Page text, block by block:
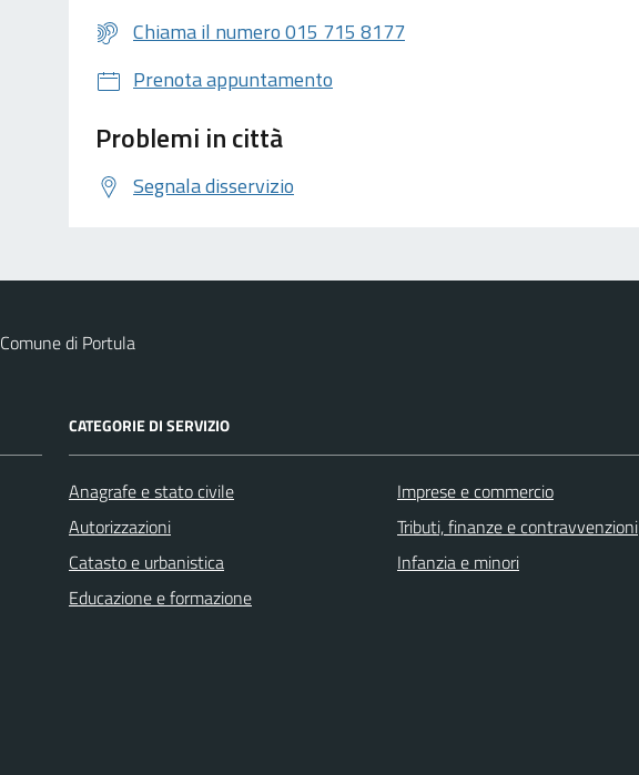
Chiama il numero 015 715 8177
Prenota appuntamento
Problemi in città
Segnala disservizio
Comune di Portula
CATEGORIE DI SERVIZIO
Anagrafe e stato civile
Autorizzazioni
Catasto e urbanistica
Educazione e formazione
Imprese e commercio
Tributi, finanze e contravvenzioni
Infanzia e minori